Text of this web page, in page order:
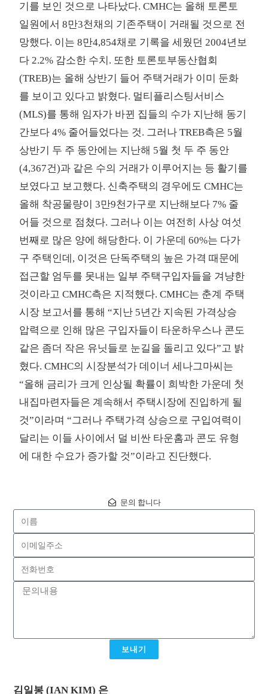
기를 보인 것으로 나타났다. CMHC는 올해 토론토
일원에서 8만3천채의 기존주택이 거래될 것으로 전
망했다. 이는 8만4,854채로 기록을 세웠던 2004년보
다 2.2% 감소한 수치. 또한 토론토부동산협회
(TREB)는 올해 상반기 들어 주택거래가 이미 둔화
를 보이고 있다고 밝혔다. 멀티플리스팅서비스
(MLS)를 통해 임자가 바뀐 집들의 수가 지난해 동기
간보다 4% 줄어들었다는 것. 그러나 TREB측은 5월
상반기 두 주 동안에는 지난해 5월 첫 두 주 동안
(4,367건)과 같은 수의 거래가 이루어지는 등 활기를
보였다고 보고했다. 신축주택의 경우에도 CMHC는
올해 착공물량이 3만9천가구로 지난해보다 7% 줄
어들 것으로 점쳤다. 그러나 이는 여전히 사상 여섯
번째로 많은 양에 해당한다. 이 가운데 60%는 다가
구 주택인데, 이것은 단독주택의 높은 가격 때문에
접근할 엄두를 못내는 일부 주택구입자들을 겨냥한
것이라고 CMHC측은 지적했다. CMHC는 춘계 주택
시장 보고서를 통해 “지난 5년간 지속된 가격상승
압력으로 인해 많은 구입자들이 타운하우스나 콘도
같은 좀더 작은 유닛들로 눈길을 돌리고 있다”고 밝
혔다. CMHC의 시장분석가 데이너 세나그마씨는
“올해 금리가 크게 인상될 확률이 희박한 가운데 첫
내집마련자들은 계속해서 주택시장에 진입하게 될
것”이라며 “그러나 주택가격 상승으로 구입여력이
달리는 이들 사이에서 덜 비싼 타운홈과 콘도 유형
에 대한 수요가 증가할 것”이라고 진단했다.
문의 합니다
보내기
김일봉 (IAN KIM) 은